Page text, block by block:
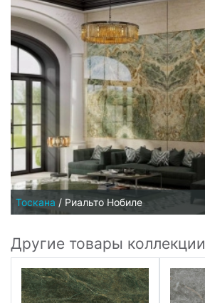
Тоскана / Риальто Нобиле
Другие товары коллекции